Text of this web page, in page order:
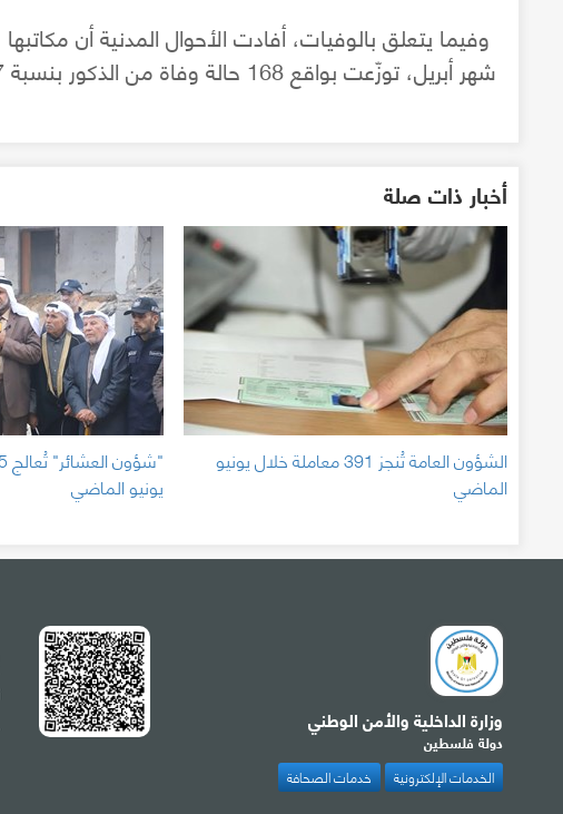
شهر أبريل، توزّعت بواقع 168 حالة وفاة من الذكور بنسبة 74.7%، و57 حالة وفاة من الإناث بنسبة 25.3%.
أخبار ذات صلة
الشؤون العامة تُنجز 391 معاملة خلال يونيو
الماضي يونيو الماضي
وزارة الداخلية والأمن الوطني
دولة فلسطين
الخدمات الإلكترونية خدمات الصحافة